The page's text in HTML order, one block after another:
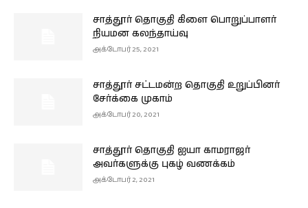
சாத்தூர் தொகுதி கிளை பொறுப்பாளர்
நியமன கலந்தாய்வு
அக்டோபர் 25, 2021
சாத்தூர் சட்டமன்ற தொகுதி உறுப்பினர்
சேர்க்கை முகாம்
அக்டோபர் 20, 2021
சாத்தூர் தொகுதி ஐயா காமராஜர்
அவர்களுக்கு புகழ் வணக்கம்
அக்டோபர் 2, 2021